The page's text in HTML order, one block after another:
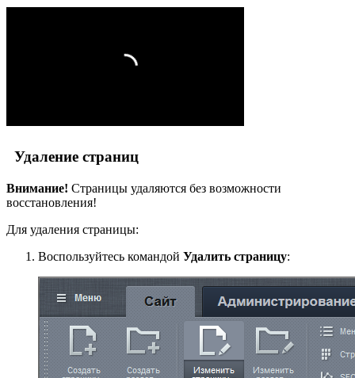
Удаление страниц
Внимание! Страницы удаляются без возможности
восстановления!
Для удаления страницы:
Воспользуйтесь командой Удалить страницу: